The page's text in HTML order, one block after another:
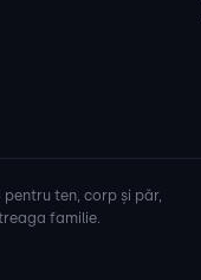
ten, corp și păr,
familie.